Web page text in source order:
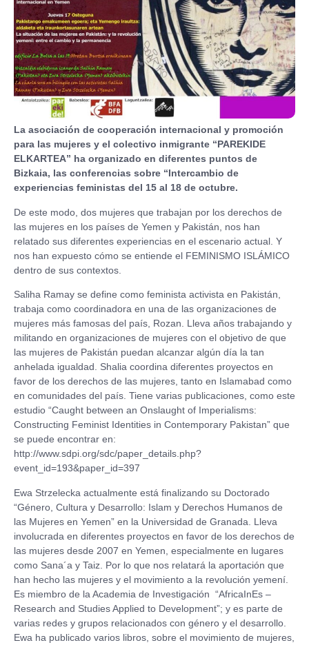
La asociación de cooperación internacional y promoción
para las mujeres y el colectivo inmigrante “PAREKIDE
ELKARTEA” ha organizado en diferentes puntos de
Bizkaia, las conferencias sobre “Intercambio de
experiencias feministas del 15 al 18 de octubre.
De este modo, dos mujeres que trabajan por los derechos de
las mujeres en los países de Yemen y Pakistán, nos han
relatado sus diferentes experiencias en el escenario actual. Y
nos han expuesto cómo se entiende el FEMINISMO ISLÁMICO
dentro de sus contextos.
Saliha Ramay se define como feminista activista en Pakistán,
trabaja como coordinadora en una de las organizaciones de
mujeres más famosas del país, Rozan. Lleva años trabajando y
militando en organizaciones de mujeres con el objetivo de que
las mujeres de Pakistán puedan alcanzar algún día la tan
anhelada igualdad. Shalia coordina diferentes proyectos en
favor de los derechos de las mujeres, tanto en Islamabad como
en comunidades del país. Tiene varias publicaciones, como este
estudio “Caught between an Onslaught of Imperialisms:
Constructing Feminist Identities in Contemporary Pakistan” que
se puede encontrar en:
http://www.sdpi.org/sdc/paper_details.php?
event_id=193&paper_id=397
Ewa Strzelecka actualmente está finalizando su Doctorado
“Género, Cultura y Desarrollo: Islam y Derechos Humanos de
las Mujeres en Yemen” en la Universidad de Granada. Lleva
involucrada en diferentes proyectos en favor de los derechos de
las mujeres desde 2007 en Yemen, especialmente en lugares
como Sana´a y Taiz. Por lo que nos relatará la aportación que
han hecho las mujeres y el movimiento a la revolución yemení.
Es miembro de la Academia de Investigación “AfricaInEs –
Research and Studies Applied to Development”; y es parte de
varias redes y grupos relacionados con género y el desarrollo.
Ewa ha publicado varios libros, sobre el movimiento de mujeres,